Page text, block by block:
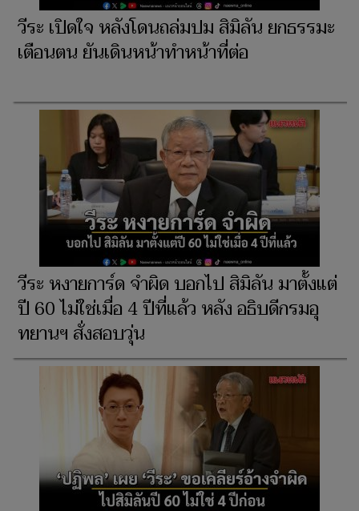
วีระ เปิดใจ หลังโดนถล่มปม สิมิลัน ยกธรรมะ
เตือนตน ยันเดินหน้าทำหน้าที่ต่อ
วีระ หงายการ์ด จำผิด บอกไป สิมิลัน มาตั้งแต่
ปี 60 ไม่ใช่เมื่อ 4 ปีที่แล้ว หลัง อธิบดีกรมอุ
ทยานฯ สั่งสอบวุ่น